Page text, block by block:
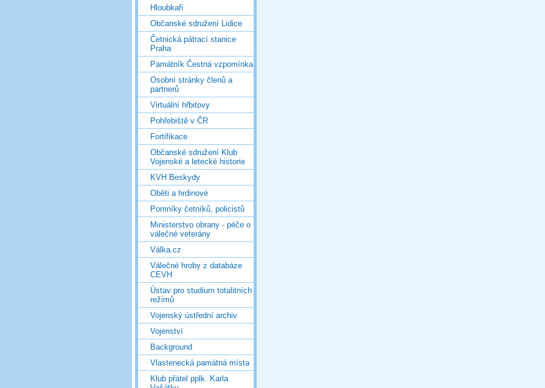
Hloubkaři
Občanské sdružení Lidice
Četnická pátrací stanice
Praha
Památník Čestná vzpomínka
Osobní stránky členů a
partnerů
Virtuální hřbitovy
Pohřebiště v ČR
Fortifikace
Občanské sdružení Klub
Vojenské a letecké historie
KVH Beskydy
Oběti a hrdinové
Pomníky četníků, policistů
Ministerstvo obrany - péče o
válečné veterány
Válka.cz
Válečné hroby z databáze
CEVH
Ústav pro studium totalitních
režimů
Vojenský ústřední archiv
Vojenství
Background
Vlastenecká památná místa
Klub přátel pplk. Karla